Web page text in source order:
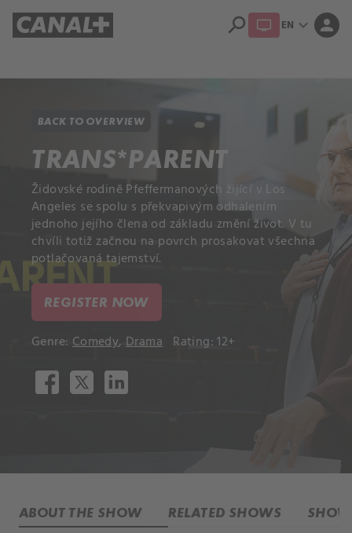
search EN expand_more person
BACK TO OVERVIEW
TRANS*PARENT
Židovské rodině Pfeffermanových žijící v Los
Angeles se spolu s překvapivým odhalením
jednoho jejího člena od základu změní život. V tu
chvíli totiž začnou na povrch prosakovat všechna
potlačovaná tajemství.
REGISTER NOW
Genre: Comedy,Drama Rating: 12+
ABOUT THE SHOW RELATED SHOWS